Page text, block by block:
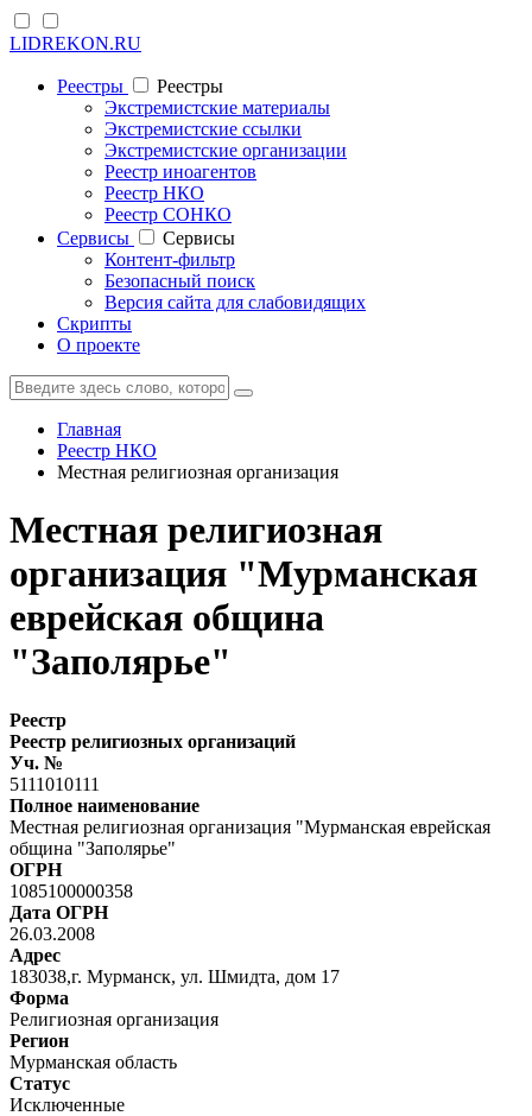
LIDREKON.RU
Реестры
Реестры
Экстремистские материалы
Экстремистские ссылки
Экстремистские организации
Реестр иноагентов
Реестр НКО
Реестр СОНКО
Cервисы
Cервисы
Контент-фильтр
Безопасный поиск
Версия сайта для слабовидящих
Скрипты
О проекте
Главная
Реестр НКО
Местная религиозная организация
Местная религиозная
организация "Мурманская
еврейская община
"Заполярье"
Реестр
Реестр религиозных организаций
Уч. №
5111010111
Полное наименование
Местная религиозная организация "Мурманская еврейская
община "Заполярье"
ОГРН
1085100000358
Дата ОГРН
26.03.2008
Адрес
183038,г. Мурманск, ул. Шмидта, дом 17
Форма
Религиозная организация
Регион
Мурманская область
Статус
Исключенные